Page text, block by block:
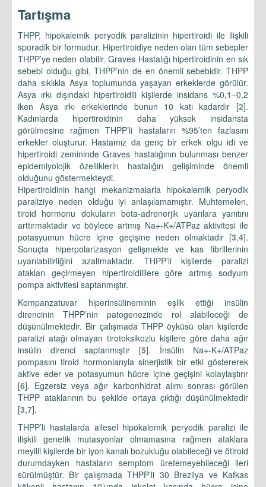
Tartışma
THPP, hipokalemik peryodik paralizinin hipertiroidi ile ilişkili
sporadik bir formudur. Hipertiroidiye neden olan tüm sebepler
THPP’ye neden olabilir. Graves Hastalığı hipertiroidinin en sık
sebebi olduğu gibi, THPP’nin de en önemli sebebidir. THPP
daha sıklıkla Asya toplumunda yaşayan erkeklerde görülür.
Asya ırkı dışındaki hipertiroidili kişilerde insidans %0,1–0,2
iken Asya ırkı erkeklerinde bunun 10 katı kadardır [2].
Kadınlarda hipertiroidinin daha yüksek insidansta
görülmesine rağmen THPP’li hastaların %95’ten fazlasını
erkekler oluşturur. Hastamız da genç bir erkek olgu idi ve
hipertiroidi zemininde Graves hastalığının bulunması benzer
epidemiyolojik özelliklerin hastalığın gelişiminde önemli
olduğunu göstermekteydi.
Hipertiroidinin hangi mekanizmalarla hipokalemik peryodik
paraliziye neden olduğu iyi anlaşılamamıştır. Muhtemelen,
tiroid hormonu dokuların beta-adrenerjik uyarılara yanıtını
arttırmaktadır ve böylece artmış Na+-K+/ATPaz aktivitesi ile
potasyumun hücre içine geçişine neden olmaktadır [3,4].
Sonuçta hiperpolarizasyon gelişmekte ve kas fibrillerinin
uyarılabilirliğini azaltmaktadır. THPP’li kişilerde paralizi
atakları geçirmeyen hipertiroidililere göre artmış sodyum
pompa aktivitesi saptanmıştır.
Kompanzatuvar hiperinsülineminin eşlik ettiği insülin
direncinin THPP’nin patogenezinde rol alabileceği de
düşünülmektedir. Bir çalışmada THPP öyküsü olan kişilerde
paralizi atağı olmayan tirotoksikozlu kişilere göre daha ağır
insülin direnci saptanmıştır [5]. İnsülin Na+-K+/ATPaz
pompasını tiroid hormonlarıyla sinerjistik bir etki göstererek
aktive eder ve potasyumun hücre içine geçişini kolaylaştırır
[6]. Egzersiz veya ağır karbonhidrat alımı sonrası görülen
THPP ataklarının bu şekilde ortaya çıktığı düşünülmektedir
[3,7].
THPP’li hastalarda ailesel hipokalemik peryodik paralizi ile
ilişkili genetik mutasyonlar olmamasına rağmen ataklara
meyilli kişilerde bir iyon kanalı bozukluğu olabileceği ve ötiroid
durumdayken hastaların semptom üretemeyebileceği ileri
sürülmüştür. Bir çalışmada THPP’li 30 Brezilya ve Kafkas